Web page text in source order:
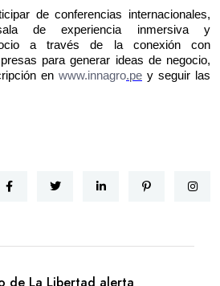
de conferencias internacionales,
de experiencia inmersiva y
a través de la conexión con
para generar ideas de negocio,
en www.innagro.pe y seguir las